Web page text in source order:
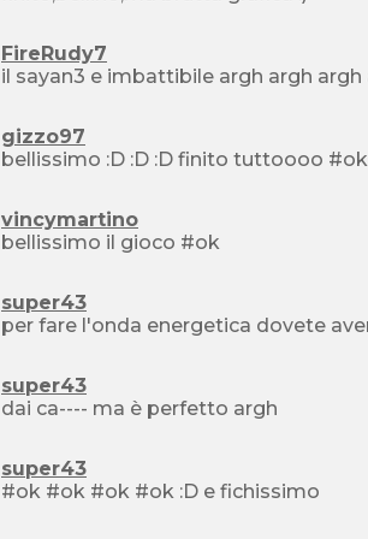
FireRudy7
gizzo97
bellissimo :D :D :D finito tuttoooo #ok
vincymartino
bellissimo il gioco #ok
super43
super43
dai ca---- ma è perfetto argh
super43
#ok #ok #ok #ok :D e fichissimo